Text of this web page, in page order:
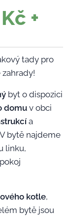
+
tady pro
byt o dispozici
domu v obci
a
bytě najdeme
linku,
kotle,
bytě jsou